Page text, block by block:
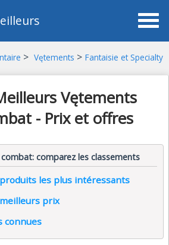
> Vętements > Fantaisie et Specialty
Vętements
- Prix et offres
comparez les classements
les plus intéressants
prix
connues